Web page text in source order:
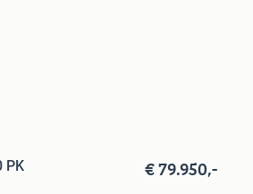
PK € 79.950,-